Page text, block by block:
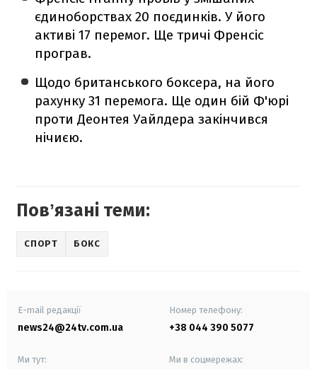
єдиноборствах 20 поєдинків. У його
активі 17 перемог. Ще тричі Френсіс
програв.
Щодо британського боксера, на його
рахунку 31 перемога. Ще один бій Ф'юрі
проти Деонтея Уайлдера закінчився
нічиєю.
Повʼязані теми:
СПОРТ БОКС
E-mail редакції
news24@24tv.com.ua
Номер телефону:
+38 044 390 5077
Ми тут: Ми в соцмережах: